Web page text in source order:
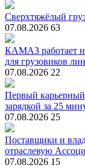
Сверхтяжёлый
07.08.2026 63
КАМАЗ работает
для грузовиков
07.08.2026 22
Первый карьерный
зарядкой за 25
07.08.2026 25
Поставщики и
отраслевую
07.08.2026 15